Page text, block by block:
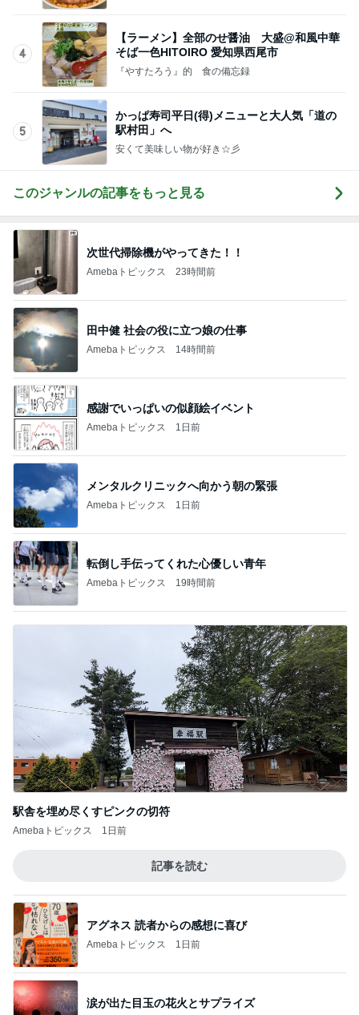
4
【ラーメン】全部のせ醤油 大盛@和風中華
そば一色HITOIRO 愛知県西尾市
『やすたろう』的 食の備忘録
5
かっぱ寿司平日(得)メニューと大人気「道の
駅村田」へ
安くて美味しい物が好き☆彡
このジャンルの記事をもっと見る
次世代掃除機がやってきた！！
Amebaトピックス 23時間前
田中健 社会の役に立つ娘の仕事
Amebaトピックス 14時間前
感謝でいっぱいの似顔絵イベント
Amebaトピックス 1日前
メンタルクリニックへ向かう朝の緊張
Amebaトピックス 1日前
転倒し手伝ってくれた心優しい青年
Amebaトピックス 19時間前
駅舎を埋め尽くすピンクの切符
Amebaトピックス 1日前
記事を読む
アグネス 読者からの感想に喜び
Amebaトピックス 1日前
涙が出た目玉の花火とサプライズ